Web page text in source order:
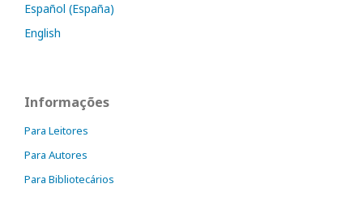
Español (España)
English
Informações
Para Leitores
Para Autores
Para Bibliotecários